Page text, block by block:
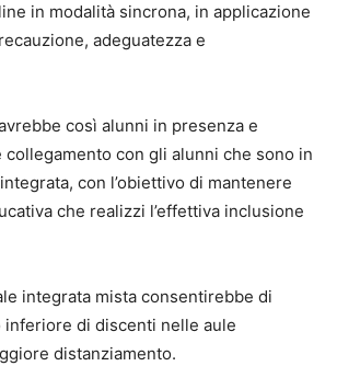
in modalità sincrona, in applicazione
adeguatezza e
così alunni in presenza e
collegamento con gli alunni che sono in
con l’obiettivo di mantenere
che realizzi l’effettiva inclusione
integrata mista consentirebbe di
inferiore di discenti nelle aule
distanziamento.